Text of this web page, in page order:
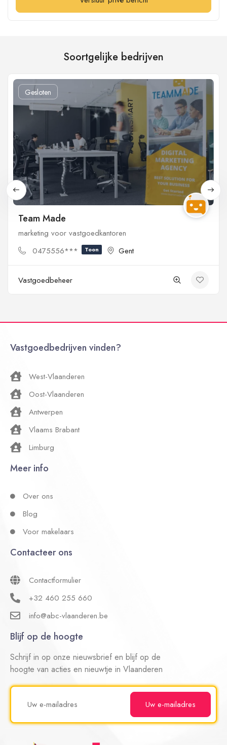
Soortgelijke bedrijven
Gesloten
Team Made
marketing voor vastgoedkantoren
0475556***
Toon Gent
Vastgoedbeheer
Vastgoedbedrijven vinden?
West-Vlaanderen
Oost-Vlaanderen
Antwerpen
Vlaams Brabant
Limburg
Meer info
Over ons
Blog
Voor makelaars
Contacteer ons
Contactformulier
+32 460 255 660
info@abc-vlaanderen.be
Blijf op de hoogte
Schrijf in op onze nieuwsbrief en blijf op de
hoogte van acties en nieuwtje in Vlaanderen